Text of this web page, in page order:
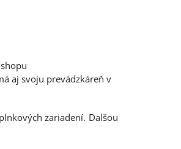
aj svoju prevádzkáreň v
zariadení. Dalšou